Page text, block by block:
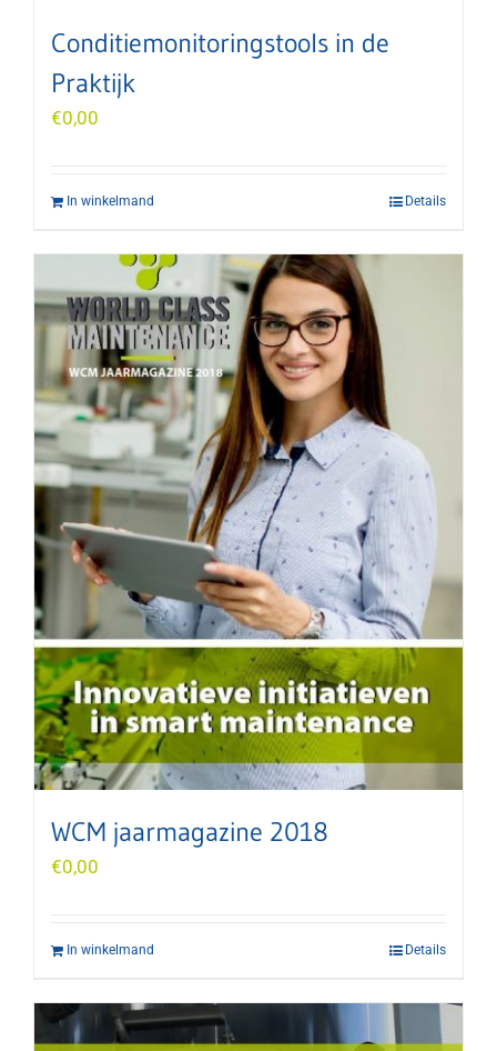
Conditiemonitoringstools in de
Praktijk
€0,00
In winkelmand Details
WCM jaarmagazine 2018
€0,00
In winkelmand Details